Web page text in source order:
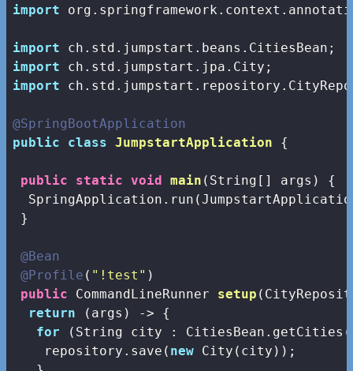
import
import
import
import
@SpringBootApplication
public
class JumpstartApplication {
public static void main (String[] args)
{
}
@Bean
@Profile ( "!test" )
public CommandLineRunner setup
return (args) -> {
for (String city :
    repository.save(
new City(city));